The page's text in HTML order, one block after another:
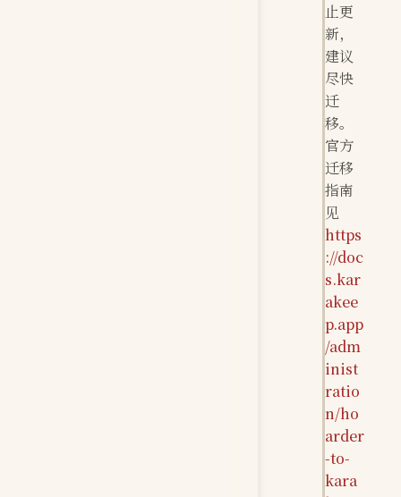
止更
新，
建议
尽快
迁
移。
官方
迁移
指南
见
https
://doc
s.kar
akee
p.app
/adm
inist
ratio
n/ho
arder
-to-
kara